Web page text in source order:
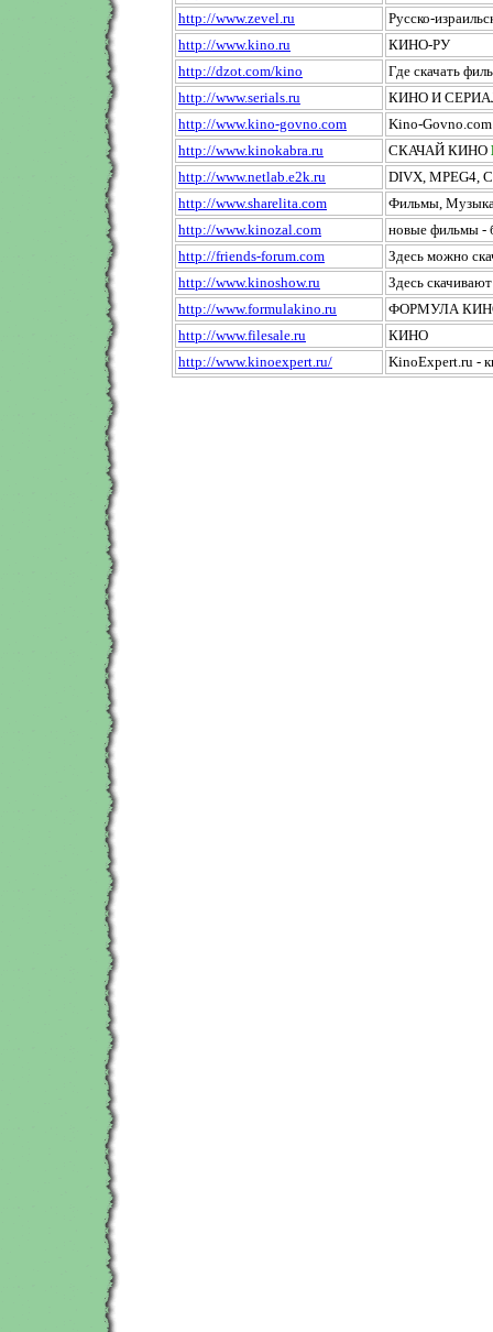
http://www.zevel.ru
Русско-
http://www.kino.ru
КИНО-РУ
http://dzot.com/kino
Где скачать
http://www.serials.ru
КИНО И
http://www.kino-govno.com
Kino-Govno.com
http://www.kinokabra.ru
СКАЧАЙ КИНО
http://www.netlab.e2k.ru
DIVX, MPEG4,
http://www.sharelita.com
Фильмы,
http://www.kinozal.com
новые фильмы -
http://friends-forum.com
Здесь можно
http://www.kinoshow.ru
Здесь
http://www.formulakino.ru
ФОРМУЛА КИНО
http://www.filesale.ru
КИНО
http://www.kinoexpert.ru/
KinoExpert.ru -